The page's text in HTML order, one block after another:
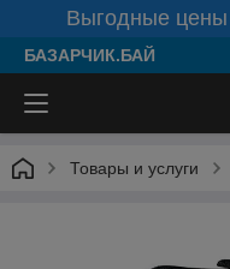
Выгодные цены
БАЗАРЧИК.БАЙ
Товары и услуги